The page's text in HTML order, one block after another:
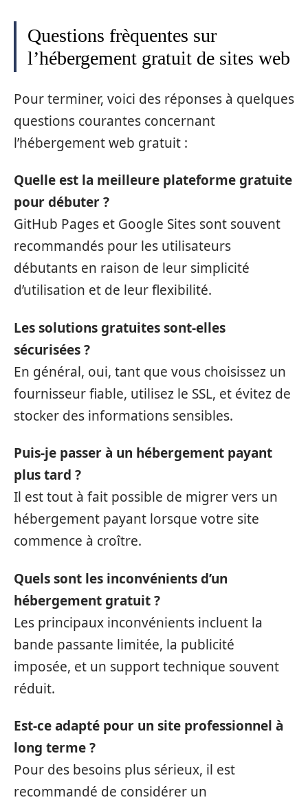
Questions frèquentes sur
l’hébergement gratuit de sites web
Pour terminer, voici des réponses à quelques
questions courantes concernant
l’hébergement web gratuit :
Quelle est la meilleure plateforme gratuite
pour débuter ?
GitHub Pages et Google Sites sont souvent
recommandés pour les utilisateurs
débutants en raison de leur simplicité
d’utilisation et de leur flexibilité.
Les solutions gratuites sont-elles
sécurisées ?
En général, oui, tant que vous choisissez un
fournisseur fiable, utilisez le SSL, et évitez de
stocker des informations sensibles.
Puis-je passer à un hébergement payant
plus tard ?
Il est tout à fait possible de migrer vers un
hébergement payant lorsque votre site
commence à croître.
Quels sont les inconvénients d’un
hébergement gratuit ?
Les principaux inconvénients incluent la
bande passante limitée, la publicité
imposée, et un support technique souvent
réduit.
Est-ce adapté pour un site professionnel à
long terme ?
Pour des besoins plus sérieux, il est
recommandé de considérer un